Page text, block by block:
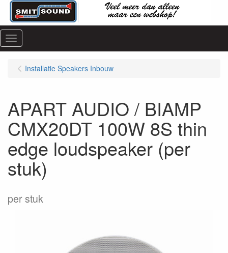
Menu
Installatie Speakers Inbouw
APART AUDIO / BIAMP
CMX20DT 100W 8S thin
edge loudspeaker (per
stuk)
per stuk